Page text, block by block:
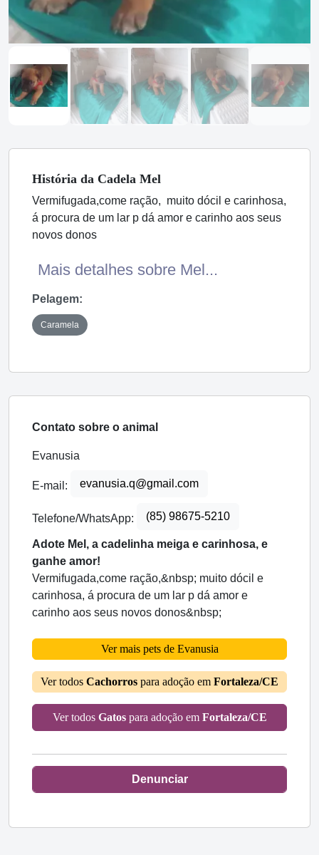
História da Cadela Mel
Vermifugada,come ração, muito dócil e carinhosa,
á procura de um lar p dá amor e carinho aos seus
novos donos
Mais detalhes sobre Mel...
Pelagem:
Caramela
Contato sobre o animal
Evanusia
E-mail: evanusia.q@gmail.com
Telefone/WhatsApp: (85) 98675-5210
Adote Mel, a cadelinha meiga e carinhosa, e
ganhe amor!
Vermifugada,come ração,&nbsp; muito dócil e
carinhosa, á procura de um lar p dá amor e
carinho aos seus novos donos&nbsp;
Ver mais pets de Evanusia
Ver todos Cachorros para adoção em Fortaleza/CE
Ver todos Gatospara adoção em Fortaleza/CE
Denunciar